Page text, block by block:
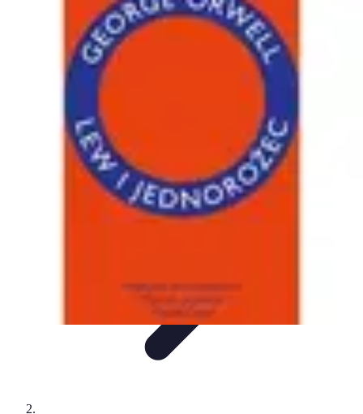
Zakupy Na Topie
Porady ZakupowePorady zakupowePromocjeTrendy i
Zakupy Na Topie